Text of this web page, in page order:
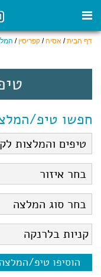
דף הבית/ אסיה/ קפריסין /
חפשו טיפ/
הוסיפו טיפ/